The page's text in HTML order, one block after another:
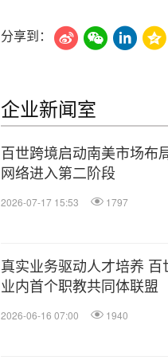
分享到：
企业新闻室
百世跨境启动南美市场布
网络进入第二阶段
2026-07-17 15:53 1797
真实业务驱动人才培养
业内首个职教共同体联盟
2026-06-16 07:00 1940